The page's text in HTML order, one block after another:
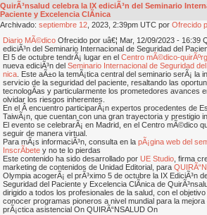
QuirÃ³nsalud celebra la IX ediciÃ³n del Seminario
Paciente y Excelencia ClÃ­nica
Archivado: septiembre 12 , 2023, 2:39pm UTC por Ofrecido
Diario MÃ©dico Ofrecido por uâ€¦ Mar, 12/09/2023 - 16:39
ediciÃ³n del Seminario Internacional de Seguridad del
El 5 de octubre tendrÃ¡ lugar en el Centro mÃ©dico-
nueva ediciÃ³n del Seminario Internacional de Seguridad
nica . Este aÃ±o la temÃ¡tica central del seminario serÃ¡ la
servicio de la seguridad del paciente, resaltando las
tecnologÃ­as y particularmente los prometedores avances
olvidar los riesgos inherentes.
En el Â encuentro participarÃ¡n expertos procedentes de
TaiwÃ¡n, que cuentan con una gran trayectoria y prestigio
El evento se celebrarÃ¡ en Madrid, en el Centro mÃ©dico
seguir de manera virtual.
Para mÃ¡s informaciÃ³n, consulta en la pÃ¡gina web del
InscrÃ­bete y no te lo pierdas
Este contenido ha sido desarrollado por UE Studio , firma
marketing de contenidos de Unidad Editorial, para
Olympia acogerÃ¡ el prÃ³ximo 5 de octubre la IX EdiciÃ³n
Seguridad del Paciente y Excelencia ClÃ­nica de
dirigido a todos los profesionales de la salud, con el
conocer programas pioneros a nivel mundial para la
prÃ¡ctica asistencial On QUIRÃ“NSALUD On